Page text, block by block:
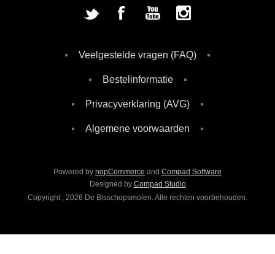
Veelgestelde vragen (FAQ)
Bestelinformatie
Privacyverklaring (AVG)
Algemene voorwaarden
Powered by nopCommerce and Compad Software
Designed by Compad Studio
Copyright ; 2026 De Bisschopsmolen. Alle rechten voorbehouden.